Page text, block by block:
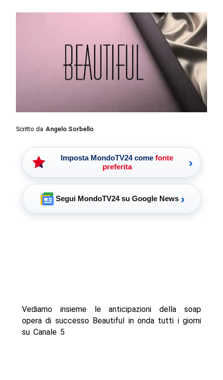
Scritto da Angelo Sorbello
Imposta MondoTV24 come fonte
preferita
›
Segui MondoTV24 su Google News ›
Vediamo insieme le anticipazioni della soap
opera di successo Beautiful in onda tutti i giorni
su Canale 5